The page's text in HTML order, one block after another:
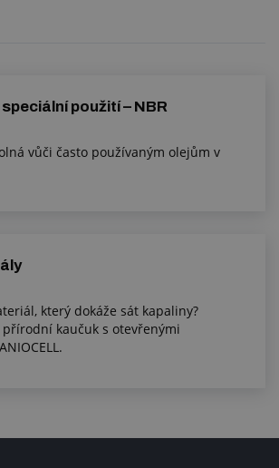
použití – NBR
vůči často používaným olejům v
který dokáže sát kapaliny?
kaučuk s otevřenými